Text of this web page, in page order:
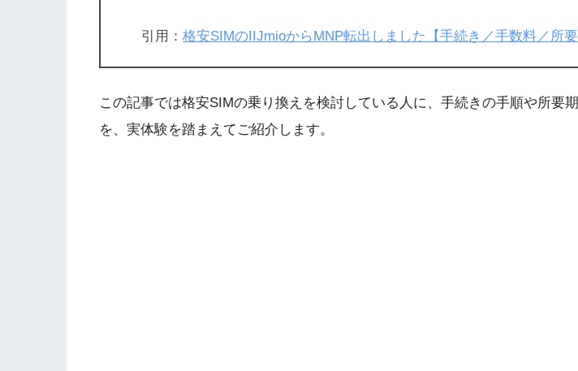
引用： 格安SIMのIIJmioからMNP転出しました【手続き／手数料／所要
この記事では格安SIMの乗り換えを検討している人に、手続きの手順や所要
を、実体験を踏まえてご紹介します。